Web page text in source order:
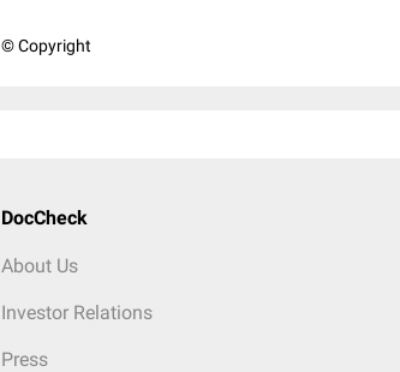
© Copyright
DocCheck
About Us
Investor Relations
Press